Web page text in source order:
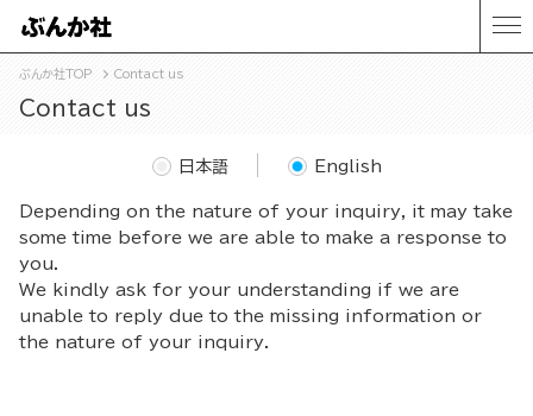
ぶんか社TOP Contact us
Contact us
Depending on the nature of your inquiry, it may take
some time before we are able to make a response to
you.
We kindly ask for your understanding if we are
unable to reply due to the missing information or
the nature of your inquiry.
日本語 English